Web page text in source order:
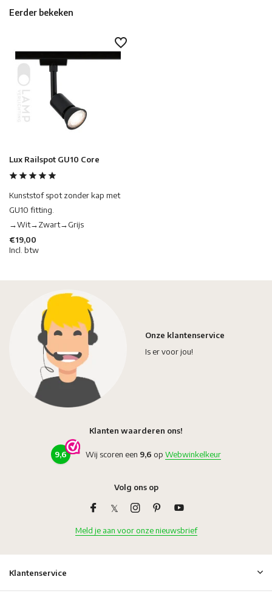
Eerder bekeken
Lux Railspot GU10 Core
Kunststof spot zonder kap met
GU10 fitting.
→Wit→Zwart→Grijs
€19,00
Incl. btw
Onze klantenservice
Is er voor jou!
Klanten waarderen ons!
9,6 Wij scoren een 9,6 op Webwinkelkeur
Volg ons op
Meld je aan voor onze nieuwsbrief
Klantenservice